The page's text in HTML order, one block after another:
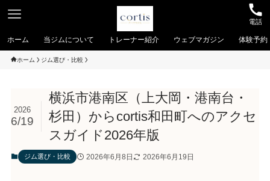
電話
ホーム 当ジムについて トレーナー紹介 ウェブマガジン 体験予約
ホーム ジム選び・比較
横浜市港南区（上大岡・港南台・
杉田）からcortis和田町へのアクセ
スガイド2026年版
2026
6/19
ジム選び・比較 2026年6月8日 2026年6月19日